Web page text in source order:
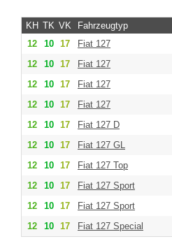
KH TK VK Fahrzeugtyp
12
10 17 Fiat 127
12
10 17 Fiat 127
12
10 17 Fiat 127
12
10 17 Fiat 127
12
10 17 Fiat 127 D
12
10 17 Fiat 127 GL
12
10 17 Fiat 127 Top
12
10 17 Fiat 127 Sport
12
10 17 Fiat 127 Sport
12
10 17 Fiat 127 Special